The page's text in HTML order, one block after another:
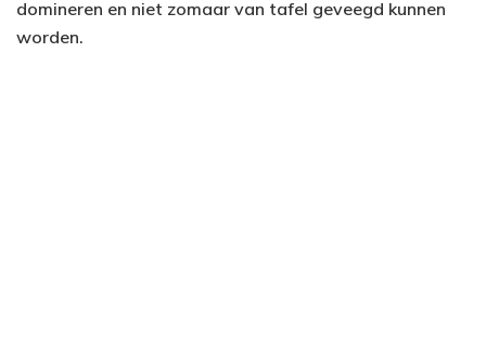
domineren en niet zomaar van tafel geveegd kunnen
worden.